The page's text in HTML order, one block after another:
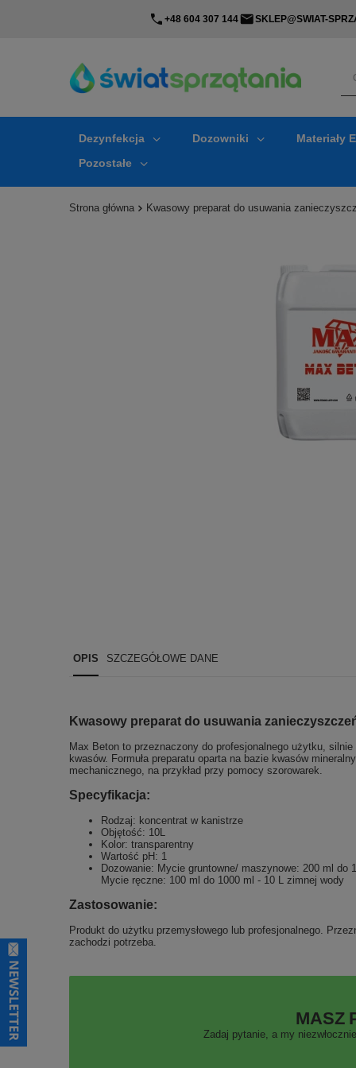
+48 604 307 144 SKLEP@SWIAT-
Dezynfekcja Dozowniki Materiały
Pozostałe
Strona główna Kwasowy preparat do usuwania
OPIS SZCZEGÓŁOWE DANE
Kwasowy preparat do usuwania
Max Beton to przeznaczony do profesjonalnego użytku,
kwasów. Formuła preparatu oparta na bazie kwasów
mechanicznego, na przykład przy pomocy szorowarek.
Specyfikacja:
Rodzaj: koncentrat w kanistrze
Objętość: 10L
Kolor: transparentny
Wartość pH: 1
Dozowanie: Mycie gruntowne/ maszynowe: 200 ml do
Mycie ręczne: 100 ml do 1000 ml - 10 L zimnej wody
Zastosowanie:
Produkt do użytku przemysłowego lub profesjonalnego.
zachodzi potrzeba.
MASZ
Zadaj pytanie, a my